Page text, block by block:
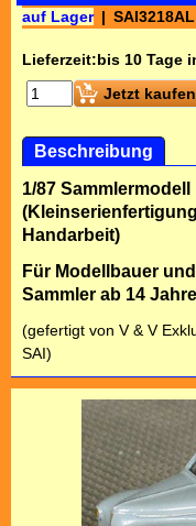
auf Lager SAI3218AL
Lieferzeit:bis 10 Tage
Jetzt kaufen
Beschreibung
1/87 Sammlermodell
Handarbeit)
Für Modellbauer und
Sammler ab 14
(gefertigt von V & V
SAI)